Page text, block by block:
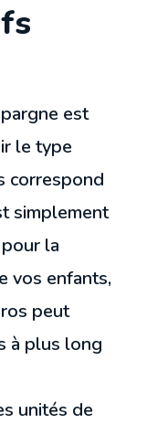
est
le type
correspond
simplement
la
vos enfants,
peut
à plus long
unités de